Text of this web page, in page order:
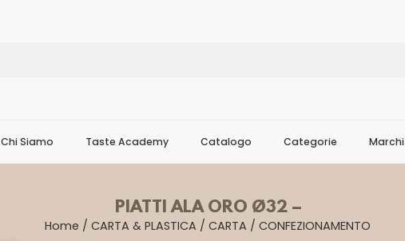
Chi Siamo Taste Academy Catalogo Categorie Marchi
PIATTI ALA ORO Ø32 –
Home / CARTA & PLASTICA / CARTA / CONFEZIONAMENTO